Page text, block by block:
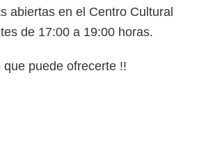
abiertas en el Centro Cultural
de 17:00 a 19:00 horas.
puede ofrecerte !!